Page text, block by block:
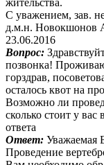
жительства.
С уважением, зав.
д.м.н. Новокшонов
23.06.2016
Вопрос:
позвонка!
горздрав,
осталось квот на
Возможно ли
сколько стоит у
ответа
Ответ: Уважаемая
Проведение